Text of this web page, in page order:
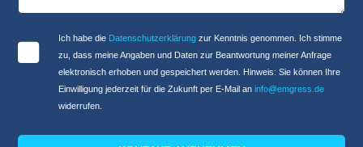
Ich habe die Datenschutzerklärung zur Kenntnis genommen. Ich stimme
zu, dass meine Angaben und Daten zur Beantwortung meiner Anfrage
elektronisch erhoben und gespeichert werden. Hinweis: Sie können Ihre
Einwilligung jederzeit für die Zukunft per E-Mail aninfo@emgress.de
widerrufen.